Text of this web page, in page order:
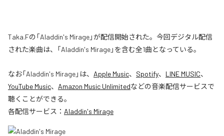
Taka.Fの「Aladdin's Mirage」が配信開始された。今回デジタル配信
された楽曲は、「Aladdin's Mirage」を含む全1曲となっている。
なお「Aladdin's Mirage」は、 Apple Music、 Spotify、 LINE MUSIC、
YouTube Music、 Amazon Music Unlimitedなどの音楽配信サービスで
聴くことができる。
各配信サービス： Aladdin's Mirage